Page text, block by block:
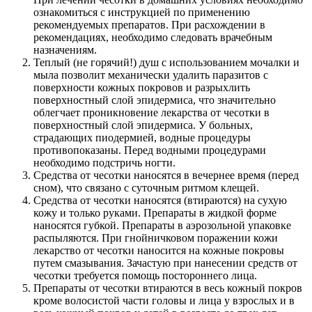
ознакомиться с инструкцией по применению
рекомендуемых препаратов. При расхождении в
рекомендациях, необходимо следовать врачебным
назначениям.
Теплый (не горячий!) душ с использованием мочалки и
мыла позволит механически удалить паразитов с
поверхности кожных покровов и разрыхлить
поверхностный слой эпидермиса, что значительно
облегчает проникновение лекарства от чесотки в
поверхностный слой эпидермиса. У больных,
страдающих пиодермией, водные процедуры
противопоказаны. Перед водными процедурами
необходимо подстричь ногти.
Средства от чесотки наносятся в вечернее время (перед
сном), что связано с суточным ритмом клещей.
Средства от чесотки наносятся (втираются) на сухую
кожу и только руками. Препараты в жидкой форме
наносятся губкой. Препараты в аэрозольной упаковке
распыляются. При гнойничковом поражении кожи
лекарство от чесотки наносится на кожные покровы
путем смазывания. Зачастую при нанесении средств от
чесотки требуется помощь постороннего лица.
Препараты от чесотки втираются в весь кожный покров
кроме волосистой части головы и лица у взрослых и в